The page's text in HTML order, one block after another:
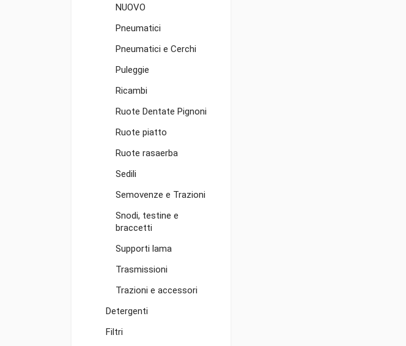
NUOVO
Pneumatici
Pneumatici e Cerchi
Puleggie
Ricambi
Ruote Dentate Pignoni
Ruote piatto
Ruote rasaerba
Sedili
Semovenze e Trazioni
Snodi, testine e
braccetti
Supporti lama
Trasmissioni
Trazioni e accessori
Detergenti
Filtri